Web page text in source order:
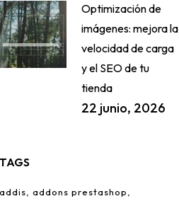
Optimización de
imágenes: mejora la
velocidad de carga
y el SEO de tu
tienda
22 junio, 2026
TAGS
addis
addons prestashop